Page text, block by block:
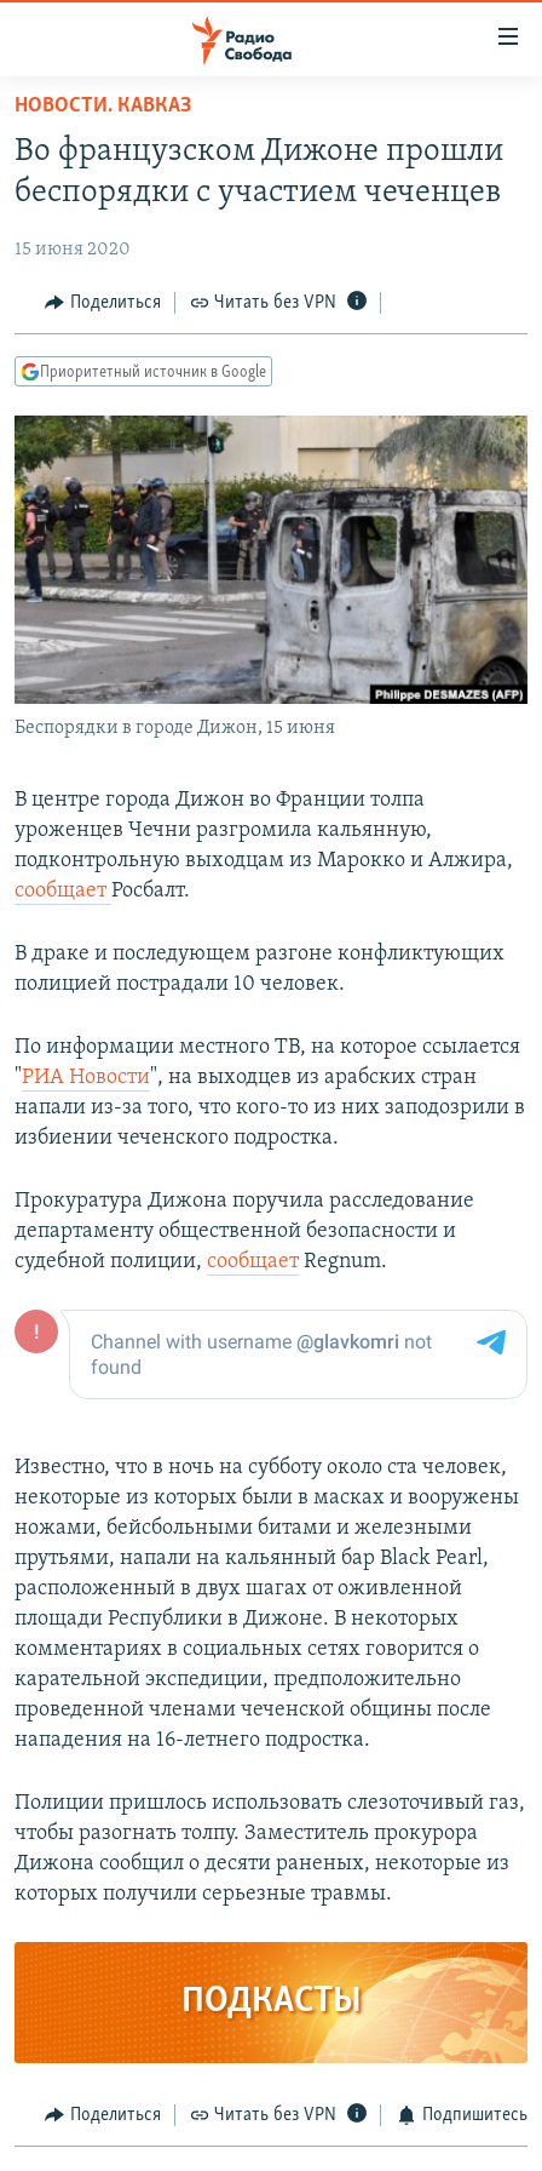
упрощенного
доступа
Вернуться
основному
Вернутся
главной
навигации
Вернутся
поиску
ПРОГРАММЫ
ПОДКАСТЫ
АВТОРСКИЕ ПРОЕКТЫ
ЦИТАТЫ СВОБОДЫ
МНЕНИЯ
IDEL.РЕАЛИИ
КАВКАЗ.РЕАЛИИ
СЕВЕР.РЕАЛИИ
СИБИРЬ.РЕАЛИИ
РАСПИСАНИЕ ВЕЩАНИЯ
ПОДПИШИТЕСЬ НА РАССЫЛКУ
СОЦИАЛЬНЫЕ СЕТИ
Все сайты РСЕ/РС
НОВОСТИ. КАВКАЗ
Во французском Дижоне прошли
беспорядки с участием чеченцев
15 июня 2020
Поделиться Читать без VPN
Приоритетный источник в Google
Беспорядки в городе Дижон, 15 июня
В центре города Дижон во Франции толпа
уроженцев Чечни разгромила кальянную,
подконтрольную выходцам из Марокко и Алжира,
сообщаетРосбалт.
В драке и последующем разгоне конфликтующих
полицией пострадали 10 человек.
По информации местного ТВ, на которое ссылается
"РИА Новости", на выходцев из арабских стран
напали из-за того, что кого-то из них заподозрили в
избиении чеченского подростка.
Прокуратура Дижона поручила расследование
департаменту общественной безопасности и
судебной полиции, сообщаетRegnum.
Известно, что в ночь на субботу около ста человек,
некоторые из которых были в масках и вооружены
ножами, бейсбольными битами и железными
прутьями, напали на кальянный бар Black Pearl,
расположенный в двух шагах от оживленной
площади Республики в Дижоне. В некоторых
комментариях в социальных сетях говорится о
карательной экспедиции, предположительно
проведенной членами чеченской общины после
нападения на 16-летнего подростка.
Полиции пришлось использовать слезоточивый газ,
чтобы разогнать толпу. Заместитель прокурора
Дижона сообщил о десяти раненых, некоторые из
которых получили серьезные травмы.
ПОДКАСТЫ
Поделиться Читать без VPN Подпишитесь